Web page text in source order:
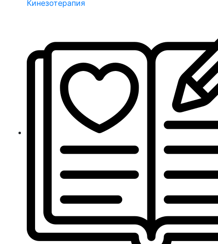
Кинезотерапия